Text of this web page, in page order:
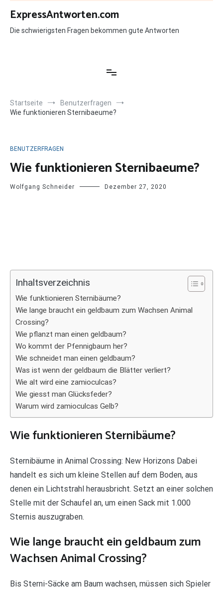
Zum
Inhalt
springen
ExpressAntworten.com
Die schwierigsten Fragen bekommen gute Antworten
Startseite
Benutzerfragen
Wie funktionieren Sternibaeume?
BENUTZERFRAGEN
Wie funktionieren Sternibaeume?
Wolfgang Schneider Dezember 27, 2020
Inhaltsverzeichnis
Wie funktionieren Sternibäume?
Wie lange braucht ein geldbaum zum Wachsen Animal
Crossing?
Wie pflanzt man einen geldbaum?
Wo kommt der Pfennigbaum her?
Wie schneidet man einen geldbaum?
Was ist wenn der geldbaum die Blätter verliert?
Wie alt wird eine zamioculcas?
Wie giesst man Glücksfeder?
Warum wird zamioculcas Gelb?
Wie funktionieren Sternibäume?
Sternibäume in Animal Crossing: New Horizons Dabei
handelt es sich um kleine Stellen auf dem Boden, aus
denen ein Lichtstrahl herausbricht. Setzt an einer solchen
Stelle mit der Schaufel an, um einen Sack mit 1.000
Sternis auszugraben.
Wie lange braucht ein geldbaum zum
Wachsen Animal Crossing?
Bis Sterni-Säcke am Baum wachsen, müssen sich Spieler